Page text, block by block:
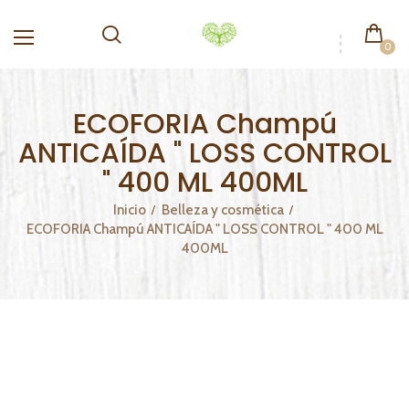
0
ECOFORIA Champú
ANTICAÍDA " LOSS CONTROL
" 400 ML 400ML
Inicio
Belleza y cosmética
ECOFORIA Champú ANTICAÍDA " LOSS CONTROL " 400 ML
400ML